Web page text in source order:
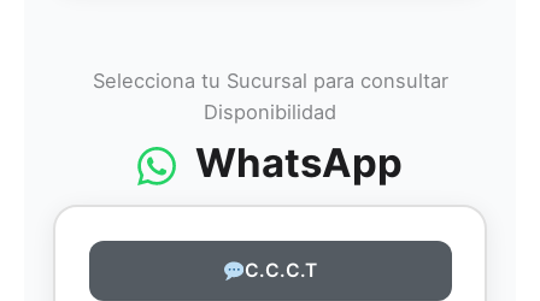
Selecciona tu Sucursal para consultar
Disponibilidad
WhatsApp
C.C.C.T